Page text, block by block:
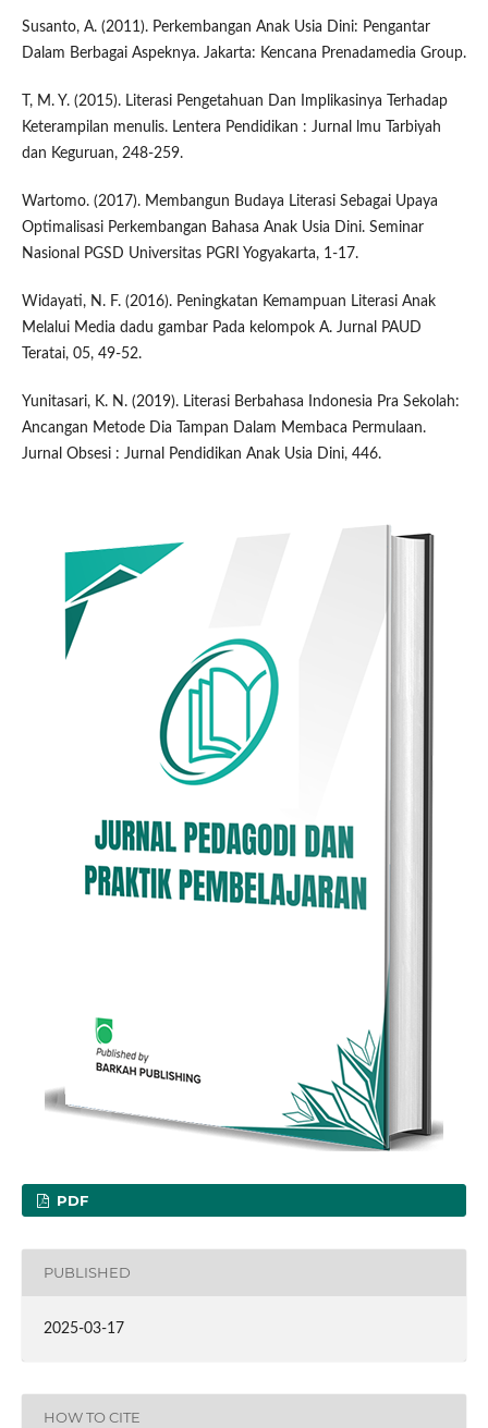
Susanto, A. (2011). Perkembangan Anak Usia Dini: Pengantar
Dalam Berbagai Aspeknya. Jakarta: Kencana Prenadamedia Group.
T, M. Y. (2015). Literasi Pengetahuan Dan Implikasinya Terhadap
Keterampilan menulis. Lentera Pendidikan : Jurnal lmu Tarbiyah
dan Keguruan, 248-259.
Wartomo. (2017). Membangun Budaya Literasi Sebagai Upaya
Optimalisasi Perkembangan Bahasa Anak Usia Dini. Seminar
Nasional PGSD Universitas PGRI Yogyakarta, 1-17.
Widayati, N. F. (2016). Peningkatan Kemampuan Literasi Anak
Melalui Media dadu gambar Pada kelompok A. Jurnal PAUD
Teratai, 05, 49-52.
Yunitasari, K. N. (2019). Literasi Berbahasa Indonesia Pra Sekolah:
Ancangan Metode Dia Tampan Dalam Membaca Permulaan.
Jurnal Obsesi : Jurnal Pendidikan Anak Usia Dini, 446.
PDF
PUBLISHED
2025-03-17
HOW TO CITE